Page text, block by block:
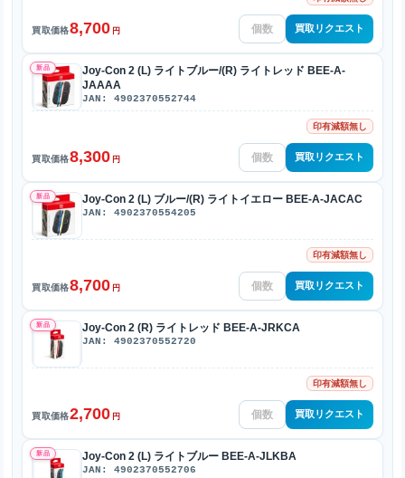
買取価格8,700 円 買取リクエスト
新品
Joy-Con 2 (L) ライトブルー/(R) ライトレッド BEE-A-
JAAAA
JAN: 4902370552744
印有減額無し
買取価格8,300 円 買取リクエスト
新品 Joy-Con 2 (L) ブルー/(R) ライトイエロー BEE-A-JACAC
JAN: 4902370554205
印有減額無し
買取価格8,700 円 買取リクエスト
新品 Joy-Con 2 (R) ライトレッド BEE-A-JRKCA
JAN: 4902370552720
印有減額無し
買取価格2,700 円 買取リクエスト
新品 Joy-Con 2 (L) ライトブルー BEE-A-JLKBA
JAN: 4902370552706